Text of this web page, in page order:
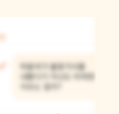
미움이가 불꽃가시를
내뿜다가 자신도 아파했던